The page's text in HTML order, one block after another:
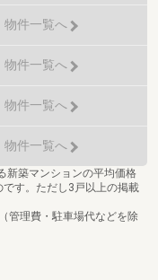
物件一覧へ
物件一覧へ
物件一覧へ
物件一覧へ
新築マンションの平均価格
です。ただし3戸以上の掲載
管理費・駐車場代などを除